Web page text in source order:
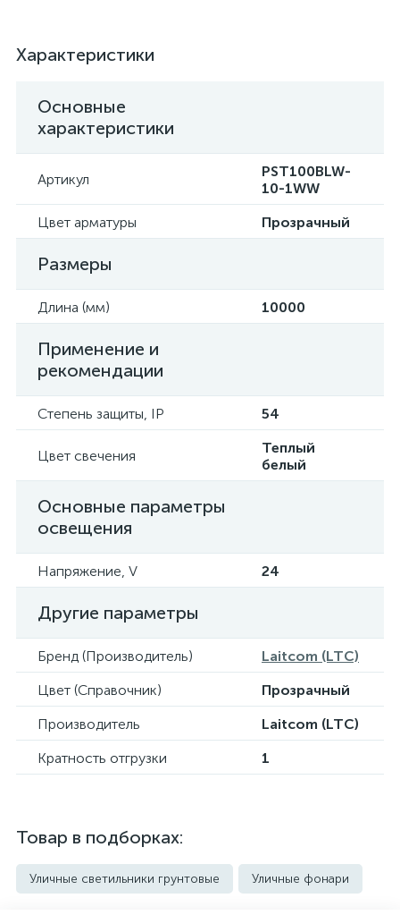
Характеристики
Основные
характеристики
Артикул
PST100BLW-
10-1WW
Цвет арматуры
Прозрачный
Размеры
Длина (мм) 10000
Применение и
рекомендации
Степень защиты, IP 54
Цвет свечения
Теплый
белый
Основные параметры
освещения
Напряжение, V 24
Другие параметры
Бренд (Производитель)
Laitcom (LTC)
Цвет (Справочник)
Прозрачный
Производитель
Laitcom (LTC)
Кратность отгрузки
1
Товар в подборках:
Уличные светильники грунтовые Уличные фонари